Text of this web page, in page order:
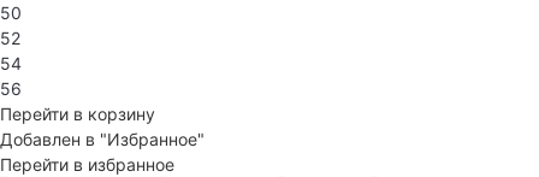
50
52
54
56
Перейти в корзину
Добавлен в "Избранное"
Перейти в избранное